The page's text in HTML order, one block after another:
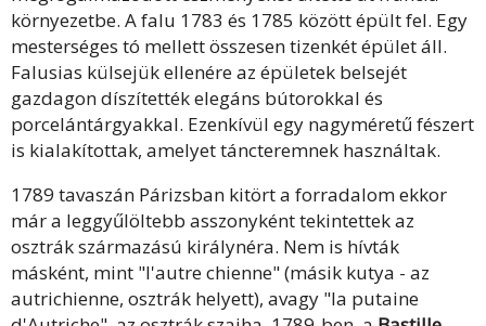
környezetbe. A falu 1783 és 1785 között épült fel. Egy
mesterséges tó mellett összesen tizenkét épület áll.
Falusias külsejük ellenére az épületek belsejét
gazdagon díszítették elegáns bútorokkal és
porcelántárgyakkal. Ezenkívül egy nagyméretű fészert
is kialakítottak, amelyet táncteremnek használtak.
1789 tavaszán Párizsban kitört a forradalom ekkor
már a leggyűlöltebb asszonyként tekintettek az
osztrák származású királynéra. Nem is hívták
másként, mint "l'autre chienne" (másik kutya - az
autrichienne, osztrák helyett), avagy "la putaine